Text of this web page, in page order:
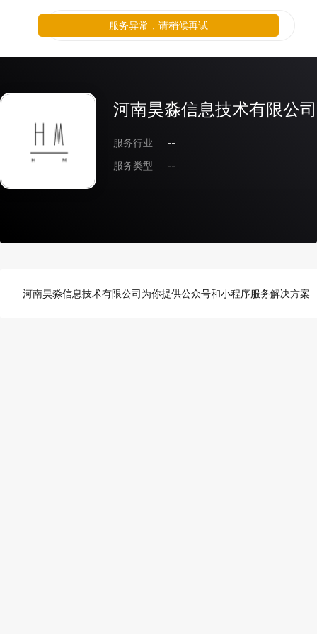
河南昊淼信息技术有限公司
服务行业
--
服务类型
--
河南昊淼信息技术有限公司为你提供公众号和小程序服务解决方案
服务异常，请稍候再试